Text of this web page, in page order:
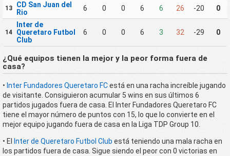
13
CD San Juan del
Rio
6 0 0 6 6 26 -20 0
14
Inter de
Queretaro Futbol
Club
6 0 0 6 3 32 -29 0
¿Qué equipos tienen la mejor y la peor forma fuera de
casa?
• Inter Fundadores Queretaro FCestá en una racha increíble jugando
de visitante. Consiguieron acumular 5 wins en sus últimos 6
partidos jugados fuera de casa. El Inter Fundadores Queretaro FC
tiene el mayor número de puntos con 15, lo que lo convierte en el
mejor equipo jugando fuera de casa en la Liga TDP Group 10.
• El Inter de Queretaro Futbol Club está teniendo una mala racha en
los partidos fuera de casa. Sigue siendo el peor con 0 victorias en